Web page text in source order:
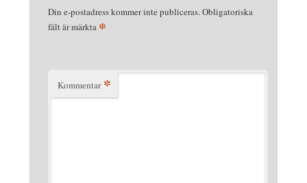
Din e-postadress kommer inte publiceras.Obligatoriska
fält är märkta *
Kommentar *